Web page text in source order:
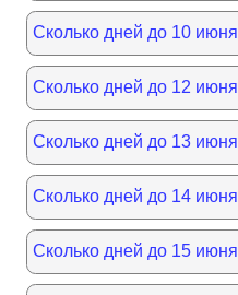
Сколько дней до 10 июня
Сколько дней до 12 июня
Сколько дней до 13 июня
Сколько дней до 14 июня
Сколько дней до 15 июня